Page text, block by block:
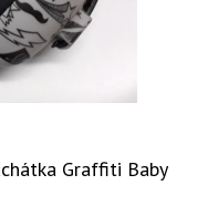
Graffiti Baby